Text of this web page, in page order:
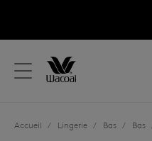
Votre pays
Langue
Accueil / Lingerie / Bas / Bas